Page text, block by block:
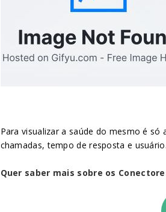
Para visualizar a saúde do mesmo é só
chamadas, tempo de resposta e usuário.
Quer saber mais sobre os